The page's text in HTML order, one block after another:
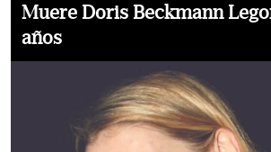
Muere Doris Beckmann
años